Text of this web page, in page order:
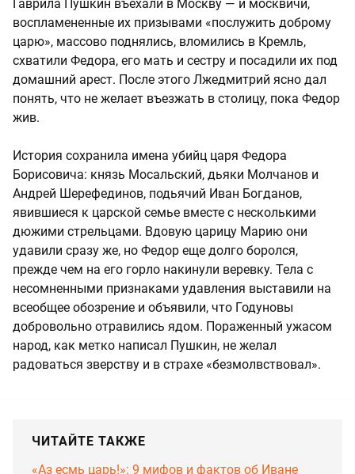
Гаврила Пушкин въехали в Москву — и москвичи,
воспламененные их призывами «послужить доброму
царю», массово поднялись, вломились в Кремль,
схватили Федора, его мать и сестру и посадили их под
домашний арест. После этого Лжедмитрий ясно дал
понять, что не желает въезжать в столицу, пока Федор
жив.
История сохранила имена убийц царя Федора
Борисовича: князь Мосальский, дьяки Молчанов и
Андрей Шерефединов, подьячий Иван Богданов,
явившиеся к царской семье вместе с несколькими
дюжими стрельцами. Вдовую царицу Марию они
удавили сразу же, но Федор еще долго боролся,
прежде чем на его горло накинули веревку. Тела с
несомненными признаками удавления выставили на
всеобщее обозрение и объявили, что Годуновы
добровольно отравились ядом. Пораженный ужасом
народ, как метко написал Пушкин, не желал
радоваться зверству и в страхе «безмолвствовал».
ЧИТАЙТЕ ТАКЖЕ
«Аз есмь царь!»: 9 мифов и фактов об Иване